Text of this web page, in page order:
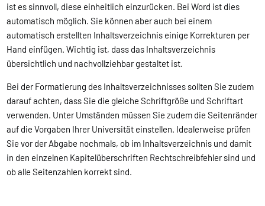
ist es sinnvoll, diese einheitlich einzurücken. Bei Word ist dies
automatisch möglich. Sie können aber auch bei einem
automatisch erstellten Inhaltsverzeichnis einige Korrekturen per
Hand einfügen. Wichtig ist, dass das Inhaltsverzeichnis
übersichtlich und nachvollziehbar gestaltet ist.
Bei der Formatierung des Inhaltsverzeichnisses sollten Sie zudem
darauf achten, dass Sie die gleiche Schriftgröße und Schriftart
verwenden. Unter Umständen müssen Sie zudem die Seitenränder
auf die Vorgaben Ihrer Universität einstellen. Idealerweise prüfen
Sie vor der Abgabe nochmals, ob im Inhaltsverzeichnis und damit
in den einzelnen Kapitelüberschriften Rechtschreibfehler sind und
ob alle Seitenzahlen korrekt sind.